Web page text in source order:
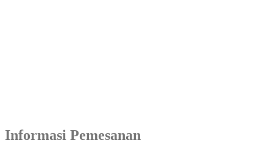
Informasi Pemesanan